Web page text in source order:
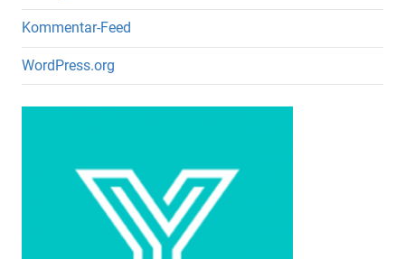
Kommentar-Feed
WordPress.org